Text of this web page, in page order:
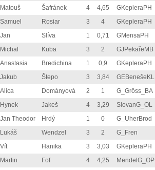
Matouš Šafránek 4 4,65 GKepleraPH
Samuel Rosiar 3 4 GKepleraPH
Jan Slíva 1 0,71 GMensaPH
Michal Kuba 3 2 GJPekařeMB
Anastasia Bredichina 1 0,9 GKepleraPH
Jakub Štepo 3 3,84 GEBenešeKL
Alica Dományová 2 1 G_Gröss_BA
Hynek Jakeš 4 3,29 SlovanG_OL
Jan Theodor Hrdý 1 0 G_UherBrod
Lukáš Wendzel 3 2 G_Fren
Vít Hanika 3 3,03 GKepleraPH
Martin Fof 4 4,25 MendelG_OP